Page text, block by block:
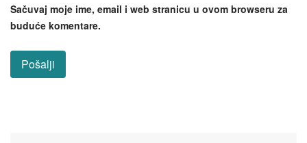
Sačuvaj moje ime, email i web stranicu u ovom browseru za
buduće komentare.